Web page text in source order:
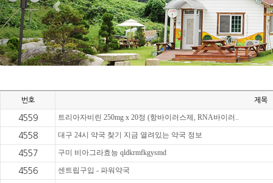
번호 제목
4559 트리아자비린 250mg x 20정 (항바이러스제, RNA바이러..
4558 대구 24시 약국 찾기 지금 열려있는 약국 정보
4557 구미 비아그라효능 qldkrmfkgysmd
4556 센트립구입 - 파워약국